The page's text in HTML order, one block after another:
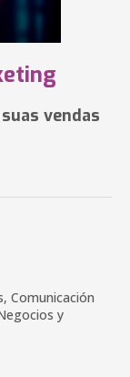
vendas
Comunicación
y